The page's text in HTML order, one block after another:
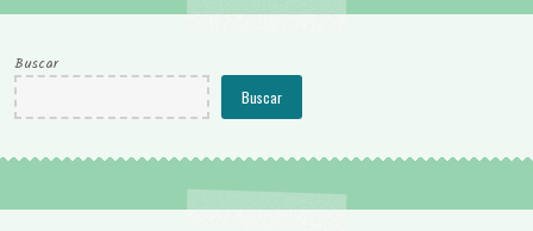
Buscar
Buscar